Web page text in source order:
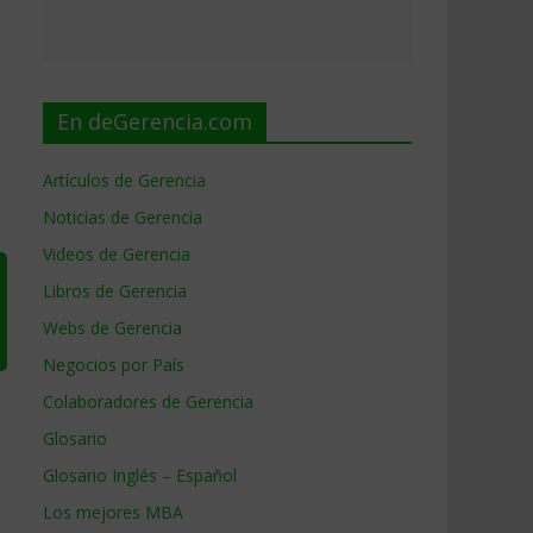
En deGerencia.com
Artículos de Gerencia
Noticias de Gerencia
Videos de Gerencia
Libros de Gerencia
Webs de Gerencia
Negocios por País
Colaboradores de Gerencia
Glosario
Glosario Inglés – Español
Los mejores MBA